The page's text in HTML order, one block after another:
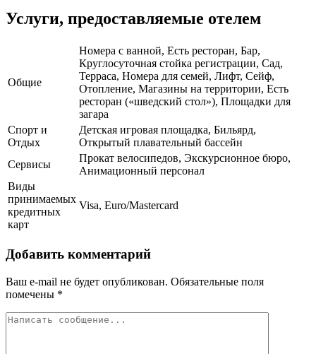
Услуги, предоставляемые отелем
Общие
Номера с ванной, Есть ресторан, Бар,
Круглосуточная стойка регистрации, Сад,
Терраса, Номера для семей, Лифт, Сейф,
Отопление, Магазины на территории, Есть
ресторан («шведский стол»), Площадки для
загара
Спорт и
Отдых
Детская игровая площадка, Бильярд,
Открытый плавательный бассейн
Сервисы
Прокат велосипедов, Экскурсионное бюро,
Анимационный персонал
Виды
принимаемых
кредитных
карт
Visa, Euro/Mastercard
Добавить комментарий
Ваш e-mail не будет опубликован. Обязательные поля
помечены *